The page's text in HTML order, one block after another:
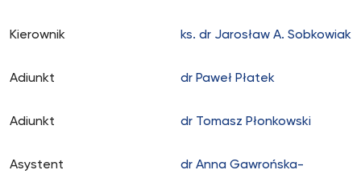
Kierownik
Adiunkt
Adiunkt
Asystent
ks. dr Jarosław A. Sobkowiak
dr Paweł Płatek
dr Tomasz Płonkowski
dr Anna Gawrońska-